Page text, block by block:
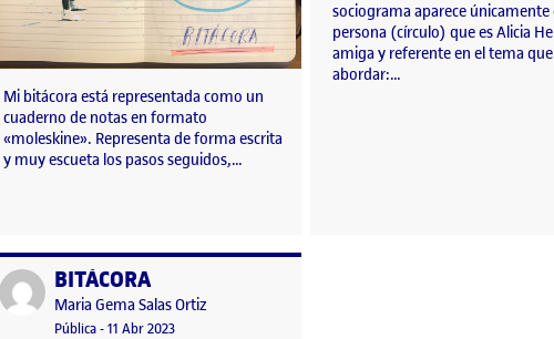
Mi bitácora está representada como un
cuaderno de notas en formato
«moleskine». Representa de forma escrita
y muy escueta los pasos seguidos,…
sociograma aparece únicamente
persona (círculo) que es Alicia
amiga y referente en el tema
abordar:…
Publicado porBITÁCORA
Publicado por
Maria Gema Salas Ortiz
Visibilidad:
Pública-Fecha de publicación
11 Abr 202312 abril, 2023 7:38 pm